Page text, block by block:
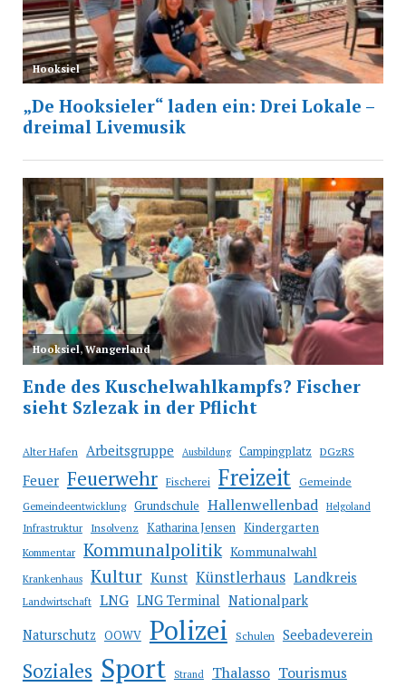
Alter Hafen Arbeitsgruppe Ausbildung Campingplatz DGzRS
Feuer Feuerwehr Fischerei Freizeit Gemeinde
Gemeindeentwicklung Grundschule Hallenwellenbad Helgoland
Infrastruktur Insolvenz Katharina Jensen Kindergarten
Kommentar Kommunalpolitik Kommunalwahl
Krankenhaus Kultur Kunst Künstlerhaus Landkreis
Landwirtschaft LNG LNG Terminal Nationalpark
Naturschutz OOWV Polizei Schulen Seebadeverein
Soziales Sport Strand Thalasso Tourismus